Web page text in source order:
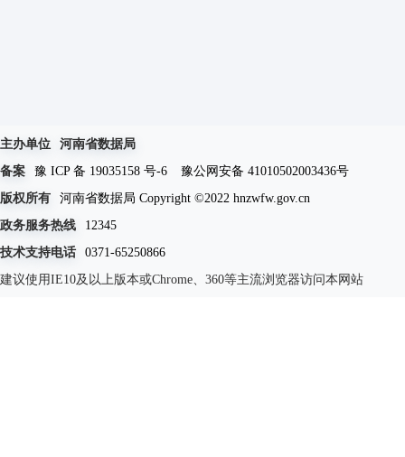
主办单位
河南省数据局
备案
豫 ICP 备 19035158 号-6
豫公网安备 41010502003436号
版权所有
河南省数据局 Copyright ©2022 hnzwfw.gov.cn
政务服务热线
12345
技术支持电话
0371-65250866
建议使用IE10及以上版本或Chrome、360等主流浏览器访问本网站